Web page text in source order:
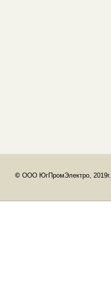
© ООО ЮгПромЭлектро, 2019г.